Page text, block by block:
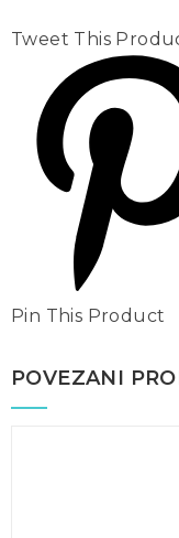
Tweet This
Pin This Product
POVEZANI